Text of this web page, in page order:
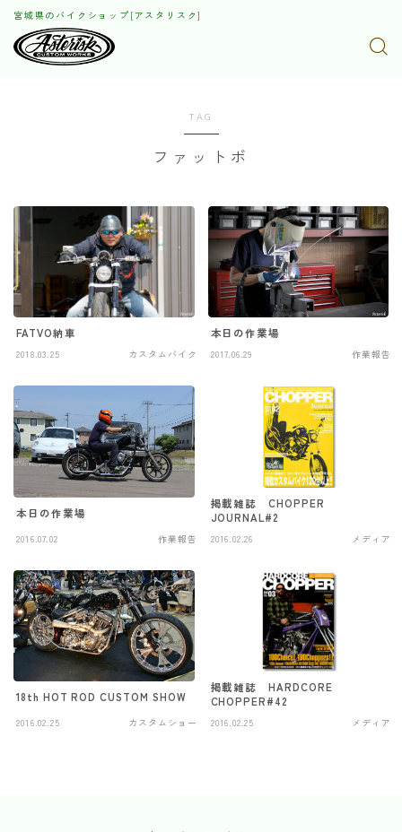
宮城県のバイクショップ[アスタリスク]
TAG
ファットボ
FATVO納車
2018.03.25 カスタムバイク
本日の作業場
2017.06.29 作業報告
本日の作業場
2016.07.02 作業報告
掲載雑誌 CHOPPER
JOURNAL#2
2016.02.26 メディア
18th HOT ROD CUSTOM SHOW
2016.02.25 カスタムショー
掲載雑誌 HARDCORE
CHOPPER#42
2016.02.25 メディア